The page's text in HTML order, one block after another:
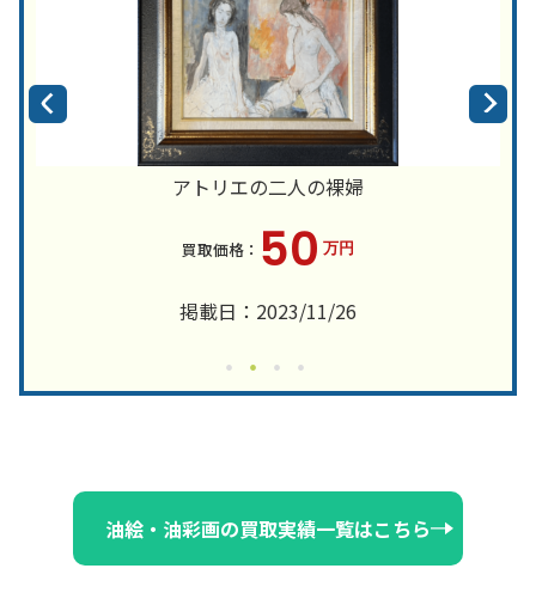
アトリエの二人の裸婦
50 万円
掲載日：2023/11/26
油絵・油彩画の買取実績一覧はこちら